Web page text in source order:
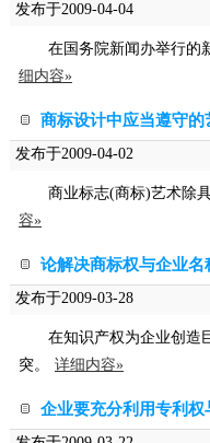
发布于2009-04-04
在国务院新闻办举行的
细内容»
商标设计中应当遵守的
发布于2009-04-02
商业标志(商标)艺术除
容»
论解决商标权与企业名
发布于2009-03-28
在知识产权为企业创造
突。
详细内容»
企业要充分利用专利权